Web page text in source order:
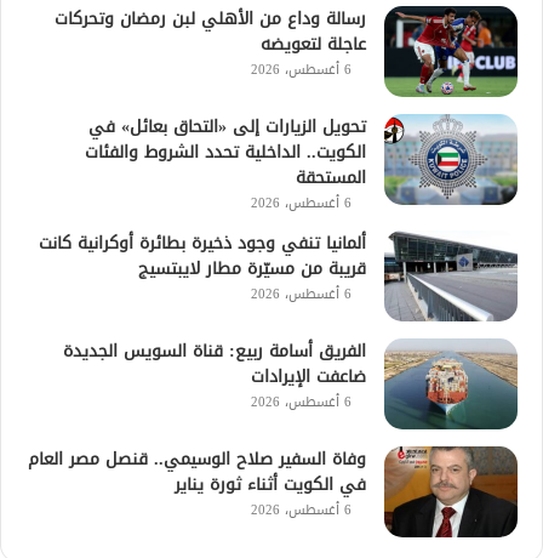
رسالة وداع من الأهلي لبن رمضان وتحركات
عاجلة لتعويضه
6 أغسطس، 2026
تحويل الزيارات إلى «التحاق بعائل» في
الكويت.. الداخلية تحدد الشروط والفئات
المستحقة
6 أغسطس، 2026
ألمانيا تنفي وجود ذخيرة بطائرة أوكرانية كانت
قريبة من مسيّرة مطار لايبتسيج
6 أغسطس، 2026
الفريق أسامة ربيع: قناة السويس الجديدة
ضاعفت الإيرادات
6 أغسطس، 2026
وفاة السفير صلاح الوسيمي.. قنصل مصر العام
في الكويت أثناء ثورة يناير
6 أغسطس، 2026